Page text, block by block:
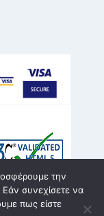
την
Εάν συνεχίσετε να
πως είστε